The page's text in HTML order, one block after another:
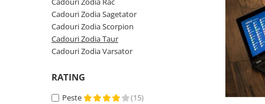
Cadouri Zodia Sagetator
Cadouri Zodia Scorpion
Cadouri Zodia Taur
Cadouri Zodia Varsator
RATING
Peste
(15)